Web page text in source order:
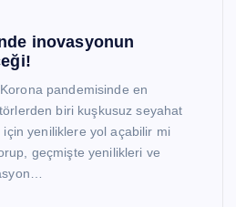
inovasyonun
pandemisinde en
biri kuşkusuz seyahat
yeniliklere yol açabilir mi
geçmişte yenilikleri ve